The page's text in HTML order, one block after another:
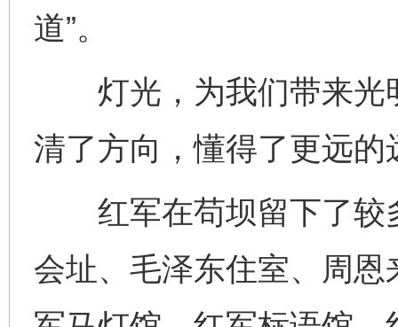
道”。
灯光，为我们带来光
清了方向，懂得了更远的
红军在苟坝留下了较
会址、毛泽东住室、周